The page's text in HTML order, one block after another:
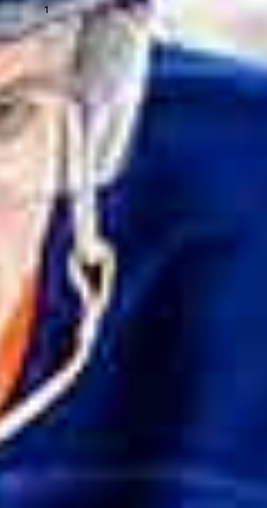
1